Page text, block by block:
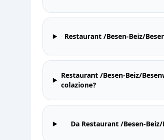
Restaurant /Besen-Beiz/
Restaurant /Besen-Beiz/
colazione?
Da Restaurant /Besen-